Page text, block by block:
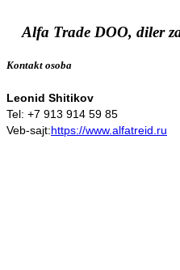
Alfa Trade DOO, diler
Kontakt osoba
Leonid Shitikov
Tel: +7 913 914 59 85
Veb-sajt:https://www.alfatreid.ru